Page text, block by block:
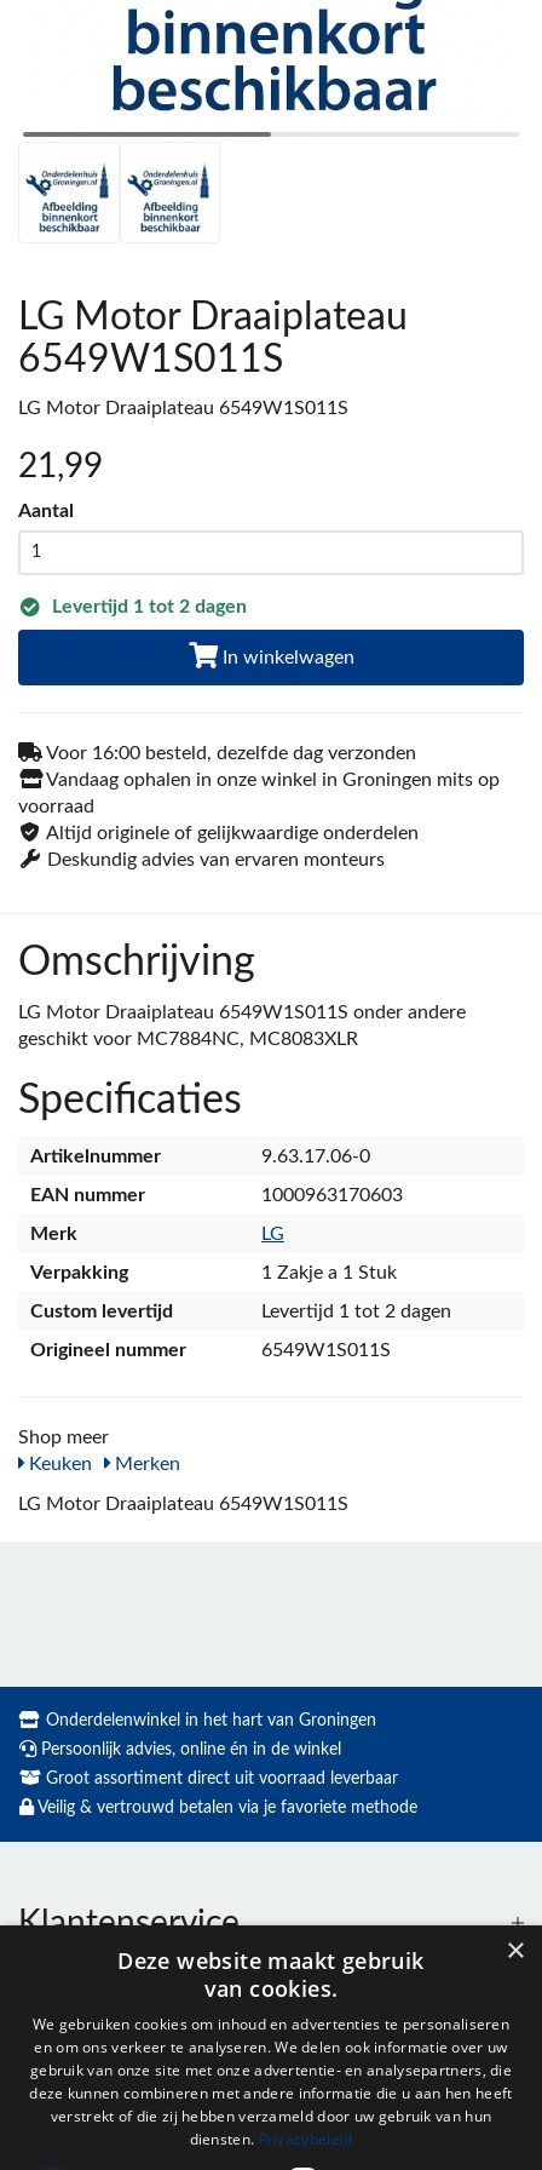
LG Motor Draaiplateau
6549W1S011S
LG Motor Draaiplateau 6549W1S011S
21 ,99
Aantal
Levertijd 1 tot 2 dagen
In winkelwagen
Voor 16:00 besteld, dezelfde dag verzonden
Vandaag ophalen in onze winkel in Groningen mits op
voorraad
Altijd originele of gelijkwaardige onderdelen
Deskundig advies van ervaren monteurs
Omschrijving
LG Motor Draaiplateau 6549W1S011S onder andere
geschikt voor MC7884NC, MC8083XLR
Specificaties
Artikelnummer
9.63.17.06-0
EAN nummer
1000963170603
Merk
LG
Verpakking
1 Zakje a 1 Stuk
Custom levertijd
Levertijd 1 tot 2 dagen
Origineel nummer
6549W1S011S
Shop meer
Keuken
Merken
LG Motor Draaiplateau 6549W1S011S
Onderdelenwinkel in het hart van Groningen
Persoonlijk advies, online én in de winkel
Groot assortiment direct uit voorraad leverbaar
Veilig & vertrouwd betalen via je favoriete methode
Klantenservice
Openingstijden
Nieuwsbrief
×
Deze website maakt gebruik
van cookies.
We gebruiken cookies om inhoud en advertenties te personaliseren
en om ons verkeer te analyseren. We delen ook informatie over uw
gebruik van onze site met onze advertentie- en analysepartners, die
deze kunnen combineren met andere informatie die u aan hen heeft
verstrekt of die zij hebben verzameld door uw gebruik van hun
diensten. Privacybeleid